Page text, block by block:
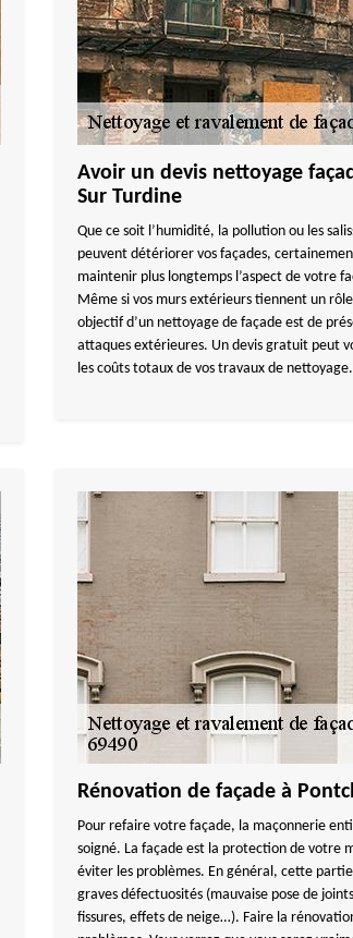
Avoir un devis nettoyage
Sur Turdine
Que ce soit l’humidité, la pollution ou les
peuvent détériorer vos façades,
maintenir plus longtemps l’aspect de votre
Même si vos murs extérieurs tiennent un
objectif d’un nettoyage de façade est de
attaques extérieures. Un devis gratuit peut
les coûts totaux de vos travaux de nettoyage.
Rénovation de façade à
Pour refaire votre façade, la maçonnerie
soigné. La façade est la protection de votre
éviter les problèmes. En général, cette
graves défectuosités (mauvaise pose de
fissures, effets de neige…). Faire la